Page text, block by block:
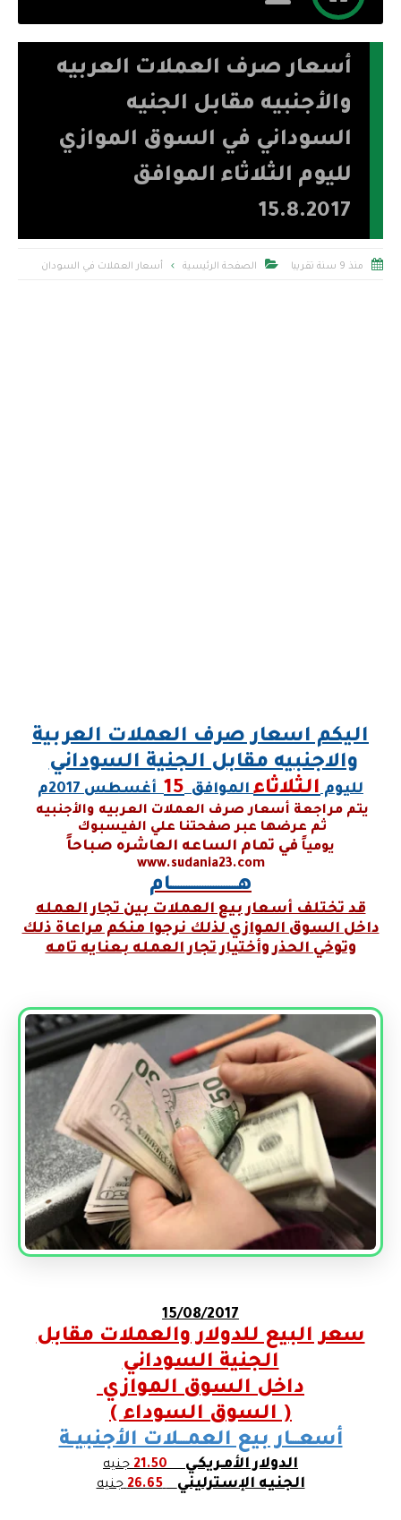
أسعار صرف العملات العربيه
والأجنبيه مقابل الجنيه
السوداني في السوق الموازي
لليوم الثلاثاء الموافق
15.8.2017
 منذ 9 سنة تقريبا  الصفحة الرئيسية أسعار العملات في السودان
اليكم اسعار صرف العملات العربية
والاجنبيه مقابل الجنية السوداني
لليومالثلاثاء الموافق 15 أغسطس 2017م
يتم مراجعة أسعار صرف العملات العربيه والأجنبيه
ثم عرضها عبر صفحتنا علي الفيسبوك
يومياً في تمام الساعه العاشره صباحاً
www.sudania23.com
هـــــــــــــــــــــــــام
قد تختلف أسعار بيع العملات بين تجار العمله
داخل السوق الموازي لذلك نرجوا منكم مراعاة ذلك
وتوخي الحذر وأختيار تجار العمله بعنايه تامه
15/08/2017
سعر البيع للدولار والعملات مقابل
الجنية السوداني
داخل السوق الموازي
( السوق السوداء )
أسعـــار بيع العمـــلات الأجنبيــة
الدولار الأمـريكـي 21.50جنيه
الجنيه الإسترليني 26.65 جنيه